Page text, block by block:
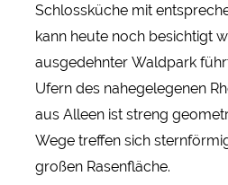
Schlossküche mit
kann heute noch besichtigt
ausgedehnter Waldpark
Ufern des nahegelegenen
aus Alleen ist streng
Wege treffen sich
großen Rasenfläche.